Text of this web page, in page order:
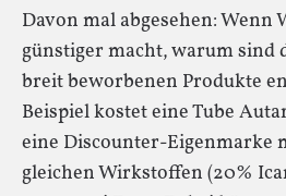
Davon mal abgesehen: Wenn
günstiger macht, warum sind
breit beworbenen Produkte
Beispiel kostet eine Tube
eine Discounter-Eigenmarke
gleichen Wirkstoffen (20%